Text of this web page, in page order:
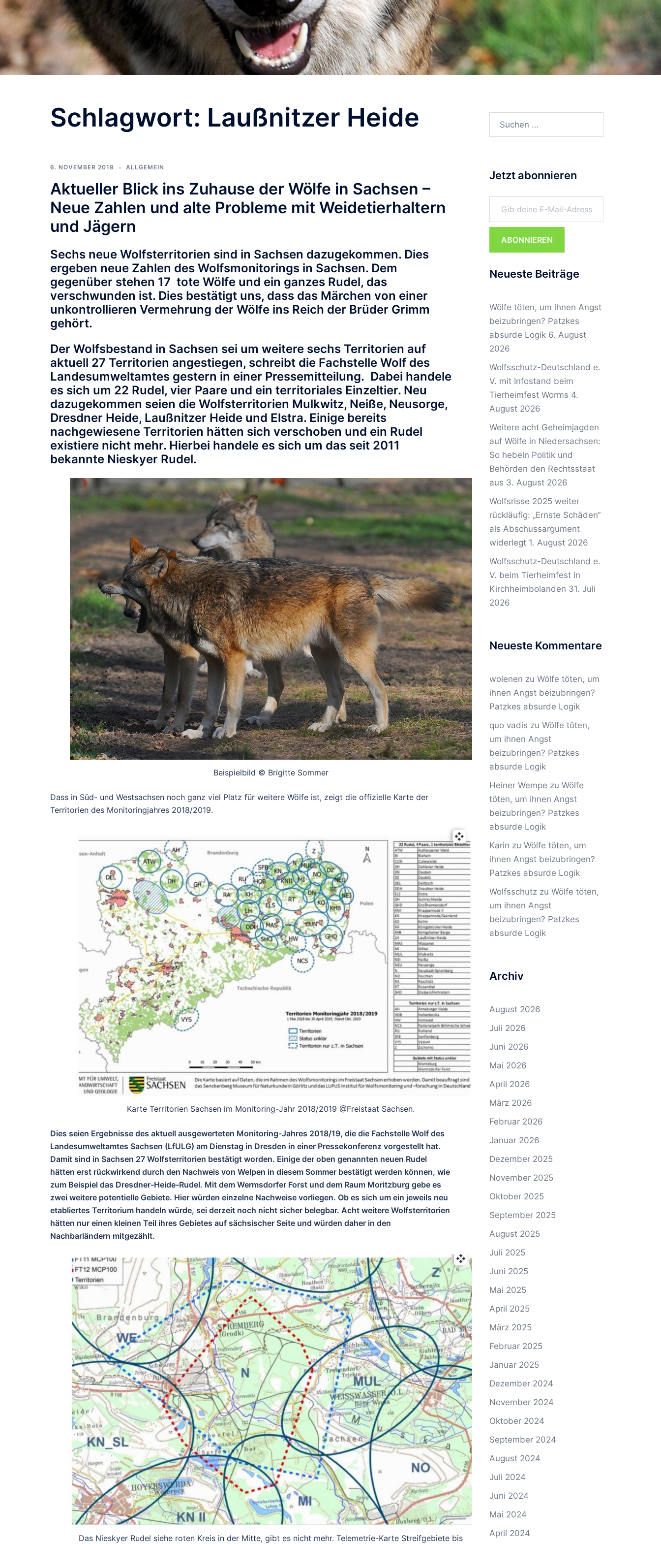
Schlagwort: Laußnitzer Heide
6. NOVEMBER 2019 ALLGEMEIN
Aktueller Blick ins Zuhause der Wölfe in Sachsen –
Neue Zahlen und alte Probleme mit Weidetierhaltern
und Jägern
Sechs neue Wolfsterritorien sind in Sachsen dazugekommen. Dies
ergeben neue Zahlen des Wolfsmonitorings in Sachsen. Dem
gegenüber stehen 17 tote Wölfe und ein ganzes Rudel, das
verschwunden ist. Dies bestätigt uns, dass das Märchen von einer
unkontrollieren Vermehrung der Wölfe ins Reich der Brüder Grimm
gehört.
Der Wolfsbestand in Sachsen sei um weitere sechs Territorien auf
aktuell 27 Territorien angestiegen, schreibt die Fachstelle Wolf des
Landesumweltamtes gestern in einer Pressemitteilung. Dabei handele
es sich um 22 Rudel, vier Paare und ein territoriales Einzeltier. Neu
dazugekommen seien die Wolfsterritorien Mulkwitz, Neiße, Neusorge,
Dresdner Heide, Laußnitzer Heide und Elstra. Einige bereits
nachgewiesene Territorien hätten sich verschoben und ein Rudel
existiere nicht mehr. Hierbei handele es sich um das seit 2011
bekannte Nieskyer Rudel.
Beispielbild © Brigitte Sommer
Dass in Süd- und Westsachsen noch ganz viel Platz für weitere Wölfe ist, zeigt die offizielle Karte der
Territorien des Monitoringjahres 2018/2019.
Karte Territorien Sachsen im Monitoring-Jahr 2018/2019 @Freistaat Sachsen.
Dies seien Ergebnisse des aktuell ausgewerteten Monitoring-Jahres 2018/19, die die Fachstelle Wolf des
Landesumweltamtes Sachsen (LfULG) am Dienstag in Dresden in einer Pressekonferenz vorgestellt hat.
Damit sind in Sachsen 27 Wolfsterritorien bestätigt worden. Einige der oben genannten neuen Rudel
hätten erst rückwirkend durch den Nachweis von Welpen in diesem Sommer bestätigt werden können, wie
zum Beispiel das Dresdner-Heide-Rudel. Mit dem Wermsdorfer Forst und dem Raum Moritzburg gebe es
zwei weitere potentielle Gebiete. Hier würden einzelne Nachweise vorliegen. Ob es sich um ein jeweils neu
etabliertes Territorium handeln würde, sei derzeit noch nicht sicher belegbar. Acht weitere Wolfsterritorien
hätten nur einen kleinen Teil ihres Gebietes auf sächsischer Seite und würden daher in den
Nachbarländern mitgezählt.
Das Nieskyer Rudel siehe roten Kreis in der Mitte, gibt es nicht mehr. Telemetrie-Karte Streifgebiete bis
Suchen
Jetzt abonnieren
Gib deine E-Mail-Adresse ein ...
ABONNIEREN
Neueste Beiträge
Wölfe töten, um ihnen Angst
beizubringen? Patzkes
absurde Logik 6. August
2026
Wolfsschutz-Deutschland e.
V. mit Infostand beim
Tierheimfest Worms 4.
August 2026
Weitere acht Geheimjagden
auf Wölfe in Niedersachsen:
So hebeln Politik und
Behörden den Rechtsstaat
aus 3. August 2026
Wolfsrisse 2025 weiter
rückläufig: „Ernste Schäden“
als Abschussargument
widerlegt 1. August 2026
Wolfsschutz-Deutschland e.
V. beim Tierheimfest in
Kirchheimbolanden 31. Juli
2026
Neueste Kommentare
wolenen zu Wölfe töten, um
ihnen Angst beizubringen?
Patzkes absurde Logik
quo vadis zu Wölfe töten,
um ihnen Angst
beizubringen? Patzkes
absurde Logik
Heiner Wempe zu Wölfe
töten, um ihnen Angst
beizubringen? Patzkes
absurde Logik
Karin zu Wölfe töten, um
ihnen Angst beizubringen?
Patzkes absurde Logik
Wolfsschutzzu Wölfe töten,
um ihnen Angst
beizubringen? Patzkes
absurde Logik
Archiv
August 2026
Juli 2026
Juni 2026
Mai 2026
April 2026
März 2026
Februar 2026
Januar 2026
Dezember 2025
November 2025
Oktober 2025
September 2025
August 2025
Juli 2025
Juni 2025
Mai 2025
April 2025
März 2025
Februar 2025
Januar 2025
Dezember 2024
November 2024
Oktober 2024
September 2024
August 2024
Juli 2024
Juni 2024
Mai 2024
April 2024